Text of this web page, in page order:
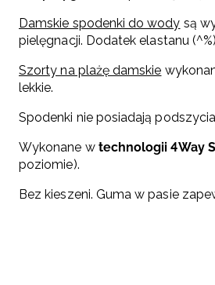
Damskie spodenki do wody są
pielęgnacji. Dodatek elastanu
Szorty na plażę damskie
lekkie.
Spodenki nie posiadają
Wykonane w technologii 4Way
poziomie).
Bez kieszeni. Guma w pasie